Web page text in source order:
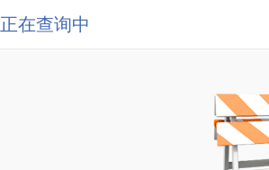
正在查询中